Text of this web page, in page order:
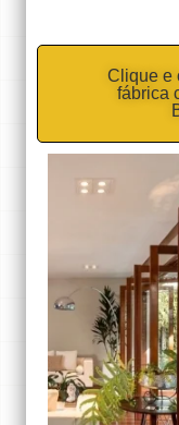
Clique e
fábrica